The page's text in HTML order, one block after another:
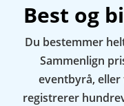
Best og
Du bestemmer
Sammenlign
eventbyrå,
registrerer